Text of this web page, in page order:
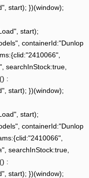
start); })(window);
start);
containerId:"Dunlop
searchInStock:true,
:
start); })(window);
start);
containerId:"Dunlop
searchInStock:true,
:
start); })(window);